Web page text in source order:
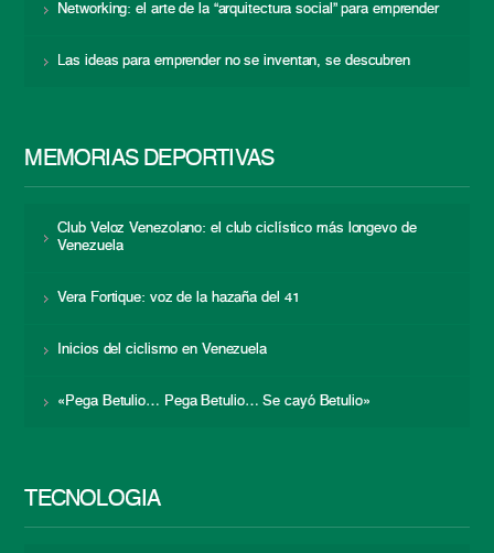
Networking: el arte de la “arquitectura social” para emprender
Las ideas para emprender no se inventan, se descubren
MEMORIAS DEPORTIVAS
Club Veloz Venezolano: el club ciclístico más longevo de
Venezuela
Vera Fortique: voz de la hazaña del 41
Inicios del ciclismo en Venezuela
«Pega Betulio… Pega Betulio… Se cayó Betulio»
TECNOLOGÍA